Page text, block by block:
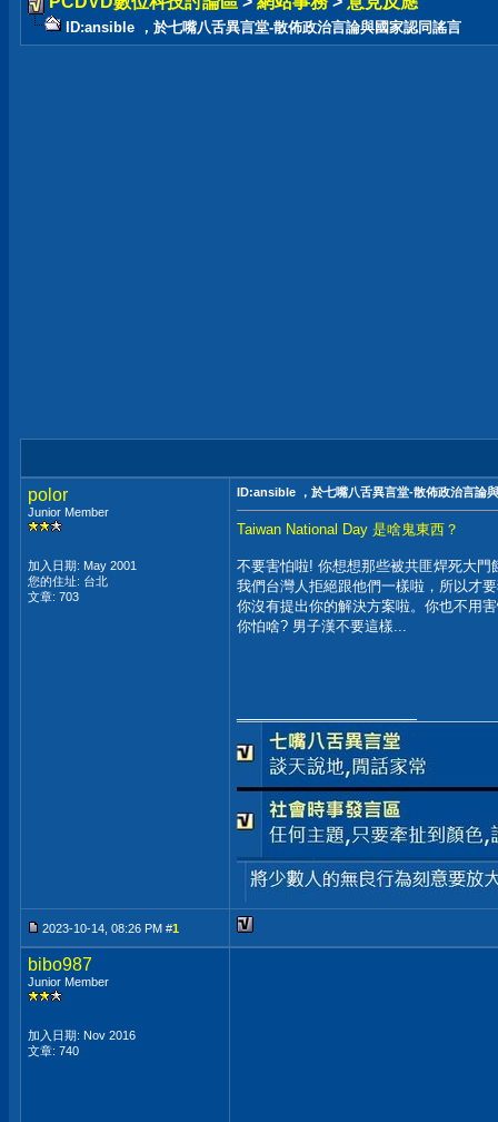
ID:ansible ，於七嘴八舌異言堂-散佈政治言論與國家認同謠言
polor
Junior Member
加入日期: May 2001
您的住址: 台北
文章: 703
ID:ansible ，於七嘴八舌異言堂-散佈政治言論
Taiwan National Day 是啥鬼東西？
不要害怕啦! 你想想那些被共匪焊死大
我們台灣人拒絕跟他們一樣啦，所以才
你沒有提出你的解決方案啦。你也不用
你怕啥? 男子漢不要這樣...
2023-10-14, 08:26 PM #1
bibo987
Junior Member
加入日期: Nov 2016
文章: 740